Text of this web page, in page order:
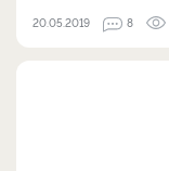
20.05.2019 8